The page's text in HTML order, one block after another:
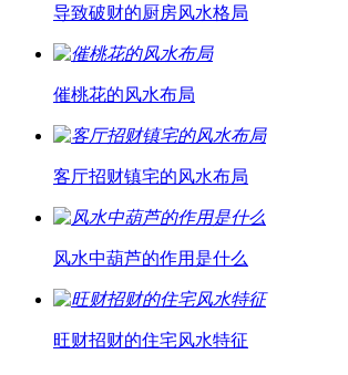
导致破财的厨房风水格局
催桃花的风水布局
客厅招财镇宅的风水布局
风水中葫芦的作用是什么
旺财招财的住宅风水特征